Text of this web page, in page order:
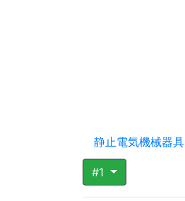
静止電気機械器具
#1